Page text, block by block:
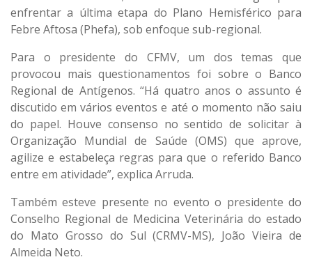
enfrentar a última etapa do Plano Hemisférico para
Febre Aftosa (Phefa), sob enfoque sub-regional.
Para o presidente do CFMV, um dos temas que
provocou mais questionamentos foi sobre o Banco
Regional de Antígenos. “Há quatro anos o assunto é
discutido em vários eventos e até o momento não saiu
do papel. Houve consenso no sentido de solicitar à
Organização Mundial de Saúde (OMS) que aprove,
agilize e estabeleça regras para que o referido Banco
entre em atividade”, explica Arruda.
Também esteve presente no evento o presidente do
Conselho Regional de Medicina Veterinária do estado
do Mato Grosso do Sul (CRMV-MS), João Vieira de
Almeida Neto.